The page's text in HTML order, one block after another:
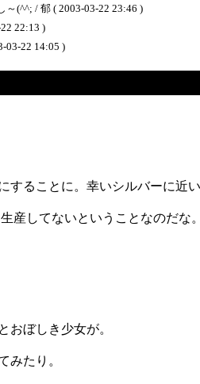
(^^; / 郁 ( 2003-03-22 23:46 )
22:13 )
03-22 14:05 )
ることに。幸いシルバーに近
産してないということなのだ
おぼしき少女が。
みたり。